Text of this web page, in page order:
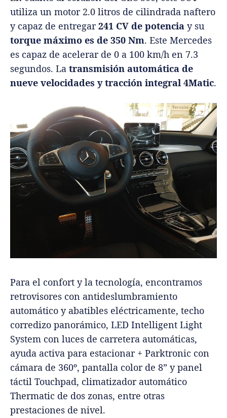
utiliza un motor 2.0 litros de cilindrada naftero
y capaz de entregar241 CV de potencia y su
torque máximo es de 350 Nm. Este Mercedes
es capaz de acelerar de 0 a 100 km/h en 7.3
segundos. La transmisión automática de
nueve velocidades y tracción integral 4Matic.
Para el confort y la tecnología, encontramos
retrovisores con antideslumbramiento
automático y abatibles eléctricamente, techo
corredizo panorámico, LED Intelligent Light
System con luces de carretera automáticas,
ayuda activa para estacionar + Parktronic con
cámara de 360º, pantalla color de 8” y panel
táctil Touchpad, climatizador automático
Thermatic de dos zonas, entre otras
prestaciones de nivel.